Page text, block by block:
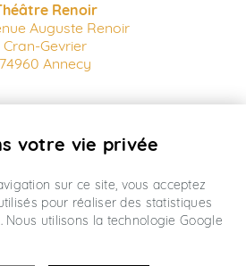
Renoir
Auguste Renoir
Cran-Gevrier
74960 Annecy
Générales de vente
par wanaka
votre vie privée
sur ce site, vous acceptez
pour réaliser des statistiques
Nous utilisons la technologie Google